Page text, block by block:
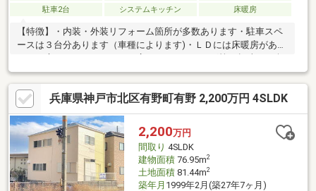
駐車2台
システムキッチン 床暖房
【特徴】・内装・外装リフォーム箇所が多数あります・駐車スペ
ースは３台分あります（車種によります)・ＬＤには床暖房があり
しみいただけます・納戸やクローゼット等、収納豊富です・1階リ
ビングの窓側の床はレンガ敷になっており、ピアノ等も設置可能
【リフォーム履歴】・2024年8月【交換】浴室シャワー ・2022
年7月【交換】食器洗浄乾燥機・2021年7月【交換】オーブン、コ
ンロ ・2020年8月【塗装】外壁、屋根・2020年8月【交換】1階
トイレのウォシュレット
兵庫県神戸市北区有野町有野 2,200万円 4SLDK
2,200万円
間取り 4SLDK
建物面積76.95m2
土地面積81.44m2
築年月 1999年2月(築27年7ヶ月)